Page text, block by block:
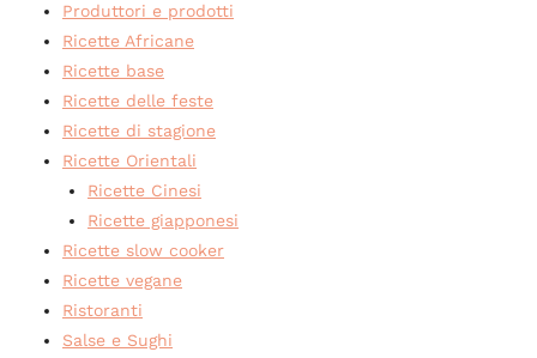
Produttori e prodotti
Ricette Africane
Ricette base
Ricette delle feste
Ricette di stagione
Ricette Orientali
Ricette Cinesi
Ricette giapponesi
Ricette slow cooker
Ricette vegane
Ristoranti
Salse e Sughi